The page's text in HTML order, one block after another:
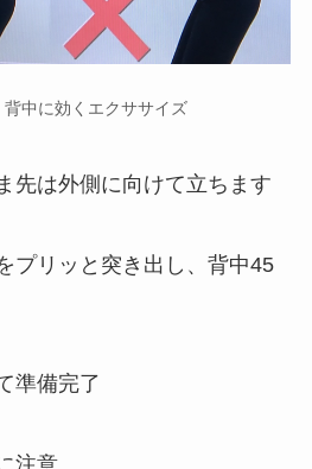
中に効くエクササイズ
先は外側に向けて立ちます
プリッと突き出し、背中45
準備完了
注意